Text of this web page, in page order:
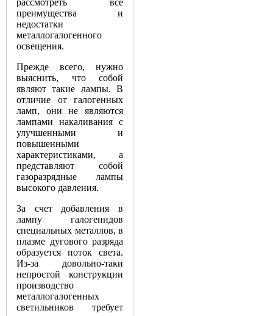
рассмотреть все
преимущества и
недостатки
металлогалогенного
освещения.
Прежде всего, нужно
выяснить, что собой
являют такие лампы. В
отличие от галогенных
ламп, они не являются
лампами накаливания с
улучшенными и
повышенными
характеристиками, а
представляют собой
газоразрядные лампы
высокого давления.
За счет добавления в
лампу галогенидов
специальных металлов, в
плазме дугового разряда
образуется поток света.
Из-за довольно-таки
непростой конструкции
производство
металлогалогенных
светильников требует